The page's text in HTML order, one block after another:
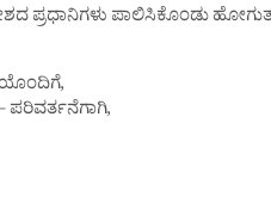
ಪ್ರಧಾನಿಗಳು ಪಾಲಿಸಿಕೊಂಡು
ಪರಿವರ್ತನೆಗಾಗಿ,